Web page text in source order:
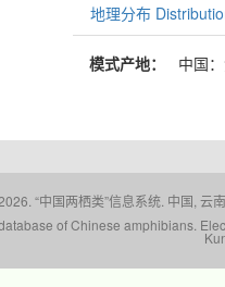
地理分布
模式产地： 中国
“中国两栖类”信息系统. 中国,
of Chinese amphibians.